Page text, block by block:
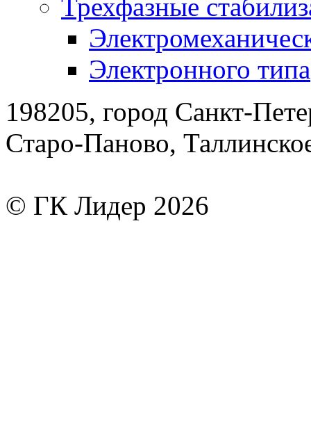
Трехфазные
Электронного типа
198205, город Санкт-
Старо-Паново,
© ГК Лидер 2026